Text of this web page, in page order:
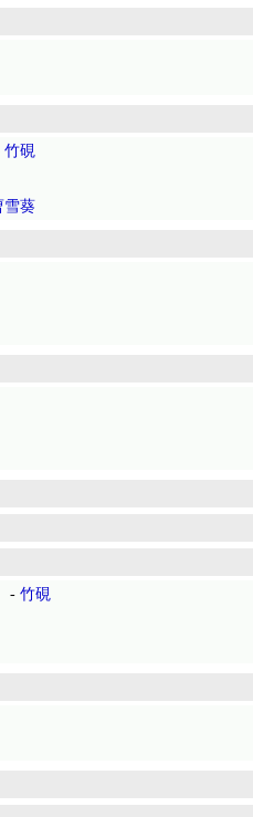
竹硯
雪葵
- 竹硯